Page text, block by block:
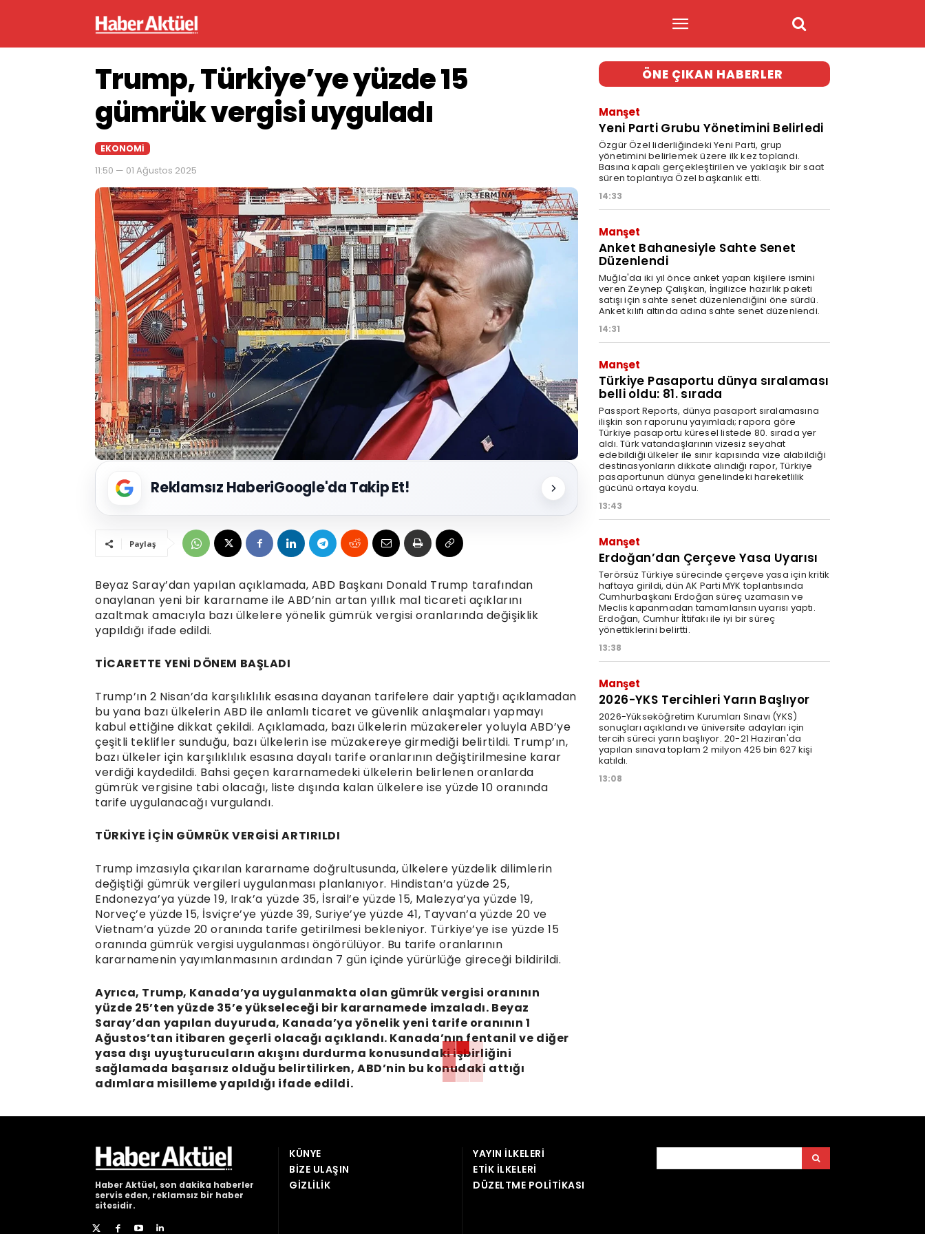
Trump, Türkiye’ye yüzde 15
gümrük vergisi uyguladı
EKONOMI
11:50 — 01 Ağustos 2025
Reklamsız HaberiGoogle'da Takip Et!
Paylaş
Beyaz Saray’dan yapılan açıklamada, ABD Başkanı Donald Trump tarafından
onaylanan yeni bir kararname ile ABD’nin artan yıllık mal ticareti açıklarını
azaltmak amacıyla bazı ülkelere yönelik gümrük vergisi oranlarında değişiklik
yapıldığı ifade edildi.
TİCARETTE YENİ DÖNEM BAŞLADI
Trump’ın 2 Nisan’da karşılıklılık esasına dayanan tarifelere dair yaptığı açıklamadan
bu yana bazı ülkelerin ABD ile anlamlı ticaret ve güvenlik anlaşmaları yapmayı
kabul ettiğine dikkat çekildi. Açıklamada, bazı ülkelerin müzakereler yoluyla ABD’ye
çeşitli teklifler sunduğu, bazı ülkelerin ise müzakereye girmediği belirtildi. Trump’ın,
bazı ülkeler için karşılıklılık esasına dayalı tarife oranlarının değiştirilmesine karar
verdiği kaydedildi. Bahsi geçen kararnamedeki ülkelerin belirlenen oranlarda
gümrük vergisine tabi olacağı, liste dışında kalan ülkelere ise yüzde 10 oranında
tarife uygulanacağı vurgulandı.
TÜRKİYE İÇİN GÜMRÜK VERGİSİ ARTIRILDI
Trump imzasıyla çıkarılan kararname doğrultusunda, ülkelere yüzdelik dilimlerin
değiştiği gümrük vergileri uygulanması planlanıyor. Hindistan’a yüzde 25,
Endonezya’ya yüzde 19, Irak’a yüzde 35, İsrail’e yüzde 15, Malezya’ya yüzde 19,
Norveç’e yüzde 15, İsviçre’ye yüzde 39, Suriye’ye yüzde 41, Tayvan’a yüzde 20 ve
Vietnam’a yüzde 20 oranında tarife getirilmesi bekleniyor. Türkiye’ye ise yüzde 15
oranında gümrük vergisi uygulanması öngörülüyor. Bu tarife oranlarının
kararnamenin yayımlanmasının ardından 7 gün içinde yürürlüğe gireceği bildirildi.
Ayrıca, Trump, Kanada’ya uygulanmakta olan gümrük vergisi oranının
yüzde 25’ten yüzde 35’e yükseleceği bir kararnamede imzaladı. Beyaz
Saray’dan yapılan duyuruda, Kanada’ya yönelik yeni tarife oranının 1
Ağustos’tan itibaren geçerli olacağı açıklandı. Kanada’nın fentanil ve diğer
yasa dışı uyuşturucuların akışını durdurma konusundaki işbirliğini
sağlamada başarısız olduğu belirtilirken, ABD’nin bu konudaki attığı
adımlara misilleme yapıldığı ifade edildi.
ÖNE ÇIKAN HABERLER
Manşet
Yeni Parti Grubu Yönetimini Belirledi
Özgür Özel liderliğindeki Yeni Parti, grup
yönetimini belirlemek üzere ilk kez toplandı.
Basına kapalı gerçekleştirilen ve yaklaşık bir saat
süren toplantıya Özel başkanlık etti.
14:33
Manşet
Anket Bahanesiyle Sahte Senet
Düzenlendi
Muğla'da iki yıl önce anket yapan kişilere ismini
veren Zeynep Çalışkan, İngilizce hazırlık paketi
satışı için sahte senet düzenlendiğini öne sürdü.
Anket kılıfı altında adına sahte senet düzenlendi.
14:31
Manşet
Türkiye Pasaportu dünya sıralaması
belli oldu: 81. sırada
Passport Reports, dünya pasaport sıralamasına
ilişkin son raporunu yayımladı; rapora göre
Türkiye pasaportu küresel listede 80. sırada yer
aldı. Türk vatandaşlarının vizesiz seyahat
edebildiği ülkeler ile sınır kapısında vize alabildiği
destinasyonların dikkate alındığı rapor, Türkiye
pasaportunun dünya genelindeki hareketlilik
gücünü ortaya koydu.
13:43
Manşet
Erdoğan’dan Çerçeve Yasa Uyarısı
Terörsüz Türkiye sürecinde çerçeve yasa için kritik
haftaya girildi, dün AK Parti MYK toplantısında
Cumhurbaşkanı Erdoğan süreç uzamasın ve
Meclis kapanmadan tamamlansın uyarısı yaptı.
Erdoğan, Cumhur İttifakı ile iyi bir süreç
yönettiklerini belirtti.
13:38
Manşet
2026-YKS Tercihleri Yarın Başlıyor
2026-Yükseköğretim Kurumları Sınavı (YKS)
sonuçları açıklandı ve üniversite adayları için
tercih süreci yarın başlıyor. 20-21 Haziran'da
yapılan sınava toplam 2 milyon 425 bin 627 kişi
katıldı.
13:08
Haber Aktüel, son dakika haberler
servis eden, reklamsız bir haber
sitesidir.
KÜNYE
BIZE ULAŞIN
GIZLILIK
YAYIN İLKELERI
ETIK İLKELERI
DÜZELTME POLITIKASI